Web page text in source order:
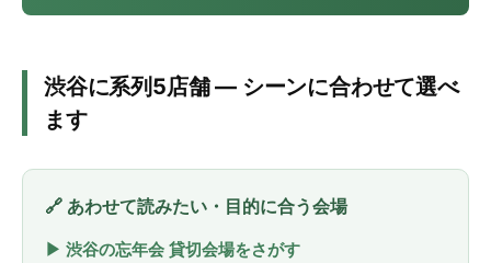
渋谷に系列5店舗 — シーンに合わせて選べ
ます
🔗 あわせて読みたい・目的に合う会場
▶ 渋谷の忘年会 貸切会場をさがす